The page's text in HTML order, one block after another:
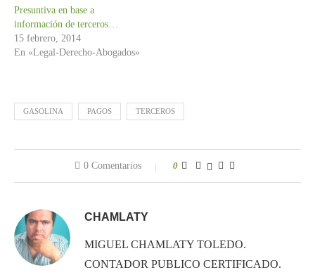
Presuntiva en base a
información de terceros…
15 febrero, 2014
En «Legal-Derecho-Abogados»
GASOLINA PAGOS TERCEROS
0 Comentarios 0
CHAMLATY
MIGUEL CHAMLATY TOLEDO.
CONTADOR PUBLICO CERTIFICADO.